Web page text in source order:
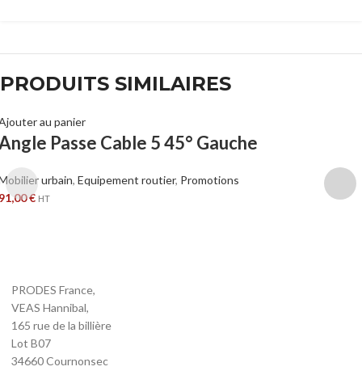
PRODUITS SIMILAIRES
au panier
Passe Cable 5 45° Gauche
urbain,Equipement routier, Promotions
€ HT
PRODES France,
VEAS Hannibal,
165 rue de la billière
Lot B07
34660 Cournonsec